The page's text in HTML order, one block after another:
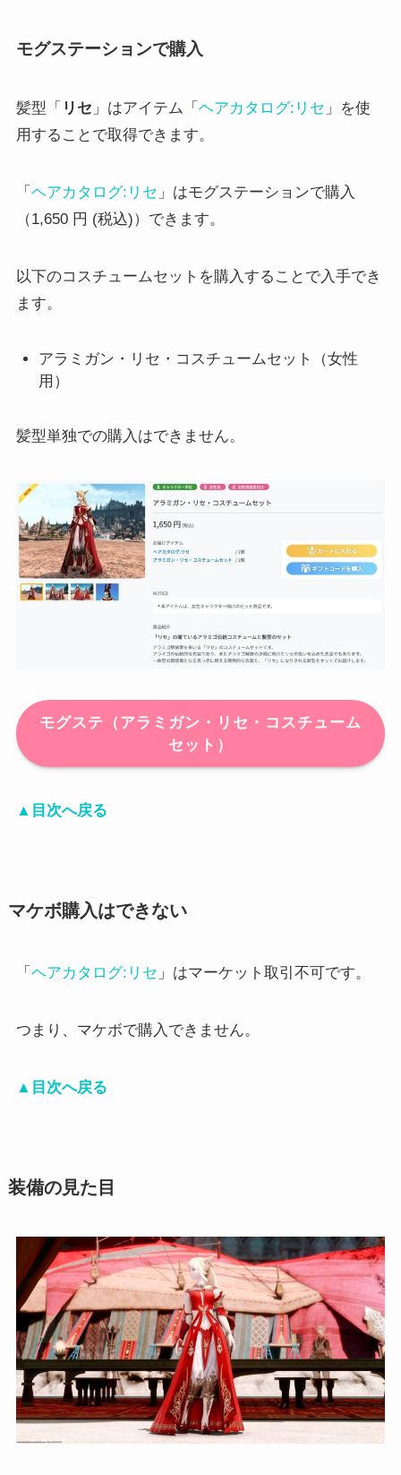
モグステーションで購入
髪型「 リセ 」はアイテム「 ヘアカタログ:リセ 」を使
用することで取得できます。
「 ヘアカタログ:リセ 」はモグステーションで購入
（1,650 円 (税込)）できます。
以下のコスチュームセットを購入することで入手でき
ます。
アラミガン・リセ・コスチュームセット（女性
用）
髪型単独での購入はできません。
モグステ（アラミガン・リセ・コスチューム
セット）
▲目次へ戻る
マケボ購入はできない
「 ヘアカタログ:リセ 」はマーケット取引不可です。
つまり、マケボで購入できません。
▲目次へ戻る
装備の見た目